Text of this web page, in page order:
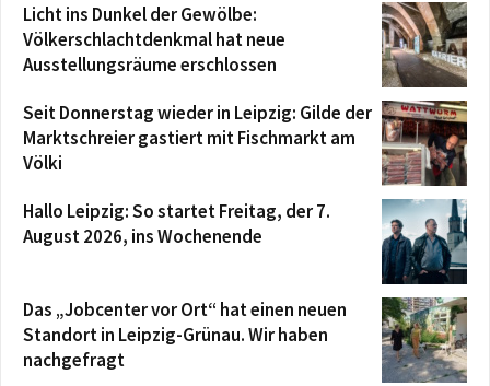
Licht ins Dunkel der Gewölbe:
Völkerschlachtdenkmal hat neue
Ausstellungsräume erschlossen
Seit Donnerstag wieder in Leipzig: Gilde der
Marktschreier gastiert mit Fischmarkt am
Völki
Hallo Leipzig: So startet Freitag, der 7.
August 2026, ins Wochenende
Das „Jobcenter vor Ort“ hat einen neuen
Standort in Leipzig-Grünau. Wir haben
nachgefragt